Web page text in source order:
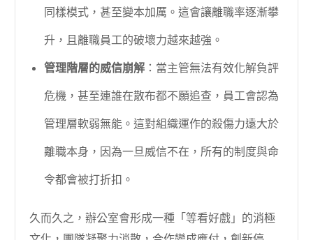
同樣模式，甚至變本加厲。這會讓離職率逐漸攀
升，且離職員工的破壞力越來越強。
管理階層的威信崩解 ：當主管無法有效化解負評
危機，甚至連誰在散布都不願追查，員工會認為
管理層軟弱無能。這對組織運作的殺傷力遠大於
離職本身，因為一旦威信不在，所有的制度與命
令都會被打折扣。
久而久之，辦公室會形成一種「等看好戲」的消極